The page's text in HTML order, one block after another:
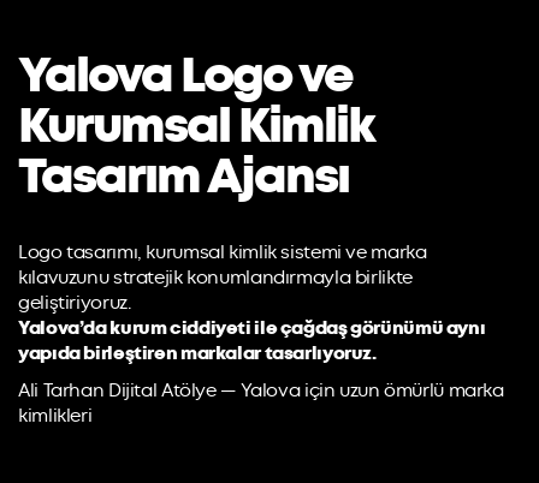
Yalova Logo ve
Kurumsal Kimlik
Tasarım Ajansı
Logo tasarımı, kurumsal kimlik sistemi ve marka
kılavuzunu stratejik konumlandırmayla birlikte
geliştiriyoruz.
Yalova’da kurum ciddiyeti ile çağdaş görünümü aynı
yapıda birleştiren markalar tasarlıyoruz.
Ali Tarhan Dijital Atölye — Yalova için uzun ömürlü marka
kimlikleri